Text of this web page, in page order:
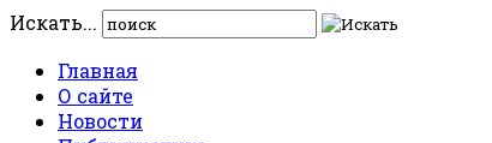
Искать...
Главная
О сайте
Новости